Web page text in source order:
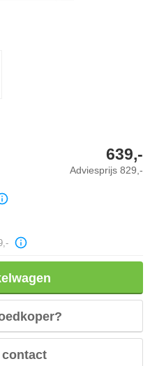
Adviesprijs 829,-
639,-